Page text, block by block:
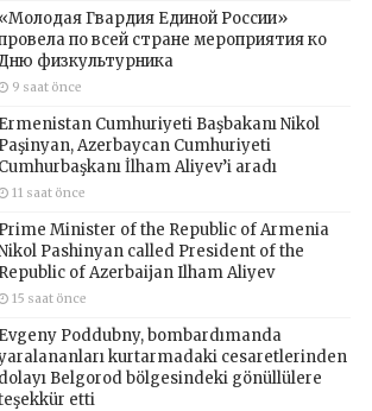
«Молодая Гвардия Единой России»
по всей стране мероприятия ко
физкультурника
9 saat önce
Ermenistan Cumhuriyeti Başbakanı Nikol
Paşinyan, Azerbaycan Cumhuriyeti
Cumhurbaşkanı İlham Aliyev’i aradı
11 saat önce
Prime Minister of the Republic of Armenia
Pashinyan called President of the
Republic of Azerbaijan Ilham Aliyev
15 saat önce
Evgeny Poddubny, bombardımanda
kurtarmadaki cesaretlerinden
dolayı Belgorod bölgesindeki gönüllülere
etti